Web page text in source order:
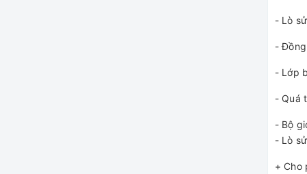
- Lò
-
- Lớp
- Quá
- Bộ
- Lò
+ Cho